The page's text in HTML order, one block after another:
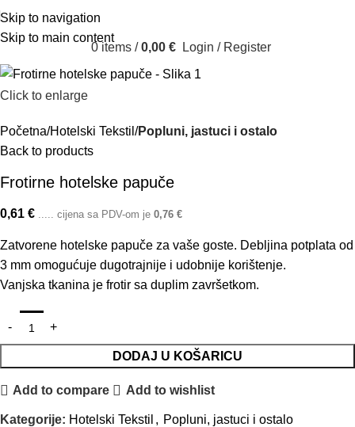
Skip to navigation
Skip to main content
0 items / 0,00 € Login / Register
Click to enlarge
Početna Hotelski Tekstil Popluni, jastuci i ostalo
Back to products
Frotirne hotelske papuče
0,61 € ..... cijena sa PDV-om je 0,76 €
Zatvorene hotelske papuče za vaše goste. Debljina potplata od
3 mm omogućuje dugotrajnije i udobnije korištenje.
Vanjska tkanina je frotir sa duplim završetkom.
DODAJ U KOŠARICU
Add to compare Add to wishlist
Kategorije: Hotelski Tekstil , Popluni, jastuci i ostalo